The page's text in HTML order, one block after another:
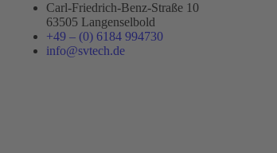
Carl-Friedrich-Benz-Straße 10
63505 Langenselbold
+49 – (0) 6184 994730
info@svtech.de